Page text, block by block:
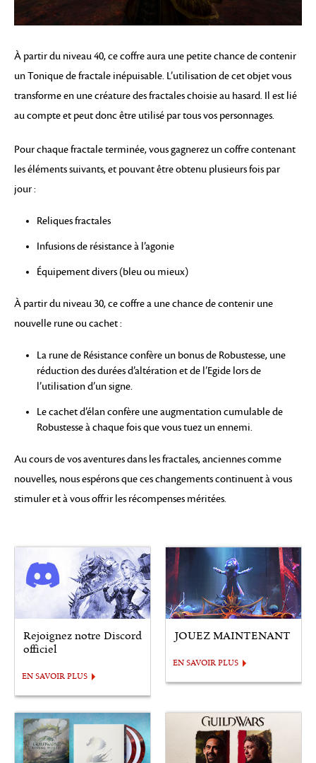
À partir du niveau 40, ce coffre aura une petite chance de contenir
un Tonique de fractale inépuisable. L’utilisation de cet objet vous
transforme en une créature des fractales choisie au hasard. Il est lié
au compte et peut donc être utilisé par tous vos personnages.
Pour chaque fractale terminée, vous gagnerez un coffre contenant
les éléments suivants, et pouvant être obtenu plusieurs fois par
jour :
Reliques fractales
Infusions de résistance à l’agonie
Équipement divers (bleu ou mieux)
À partir du niveau 30, ce coffre a une chance de contenir une
nouvelle rune ou cachet :
La rune de Résistance confère un bonus de Robustesse, une
réduction des durées d’altération et de l’Egide lors de
l’utilisation d’un signe.
Le cachet d’élan confère une augmentation cumulable de
Robustesse à chaque fois que vous tuez un ennemi.
Au cours de vos aventures dans les fractales, anciennes comme
nouvelles, nous espérons que ces changements continuent à vous
stimuler et à vous offrir les récompenses méritées.
Rejoignez notre Discord
officiel
EN SAVOIR PLUS
JOUEZ MAINTENANT
EN SAVOIR PLUS